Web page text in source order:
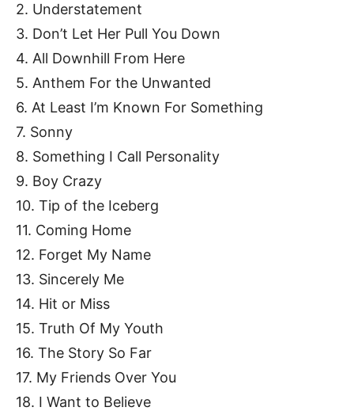
2. Understatement
3. Don’t Let Her Pull You Down
4. All Downhill From Here
5. Anthem For the Unwanted
6. At Least I’m Known For Something
7. Sonny
8. Something I Call Personality
9. Boy Crazy
10. Tip of the Iceberg
11. Coming Home
12. Forget My Name
13. Sincerely Me
14. Hit or Miss
15. Truth Of My Youth
16. The Story So Far
17. My Friends Over You
18. I Want to Believe